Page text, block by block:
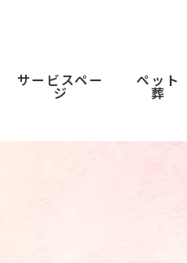
サービスペー
ジ
ペット
葬